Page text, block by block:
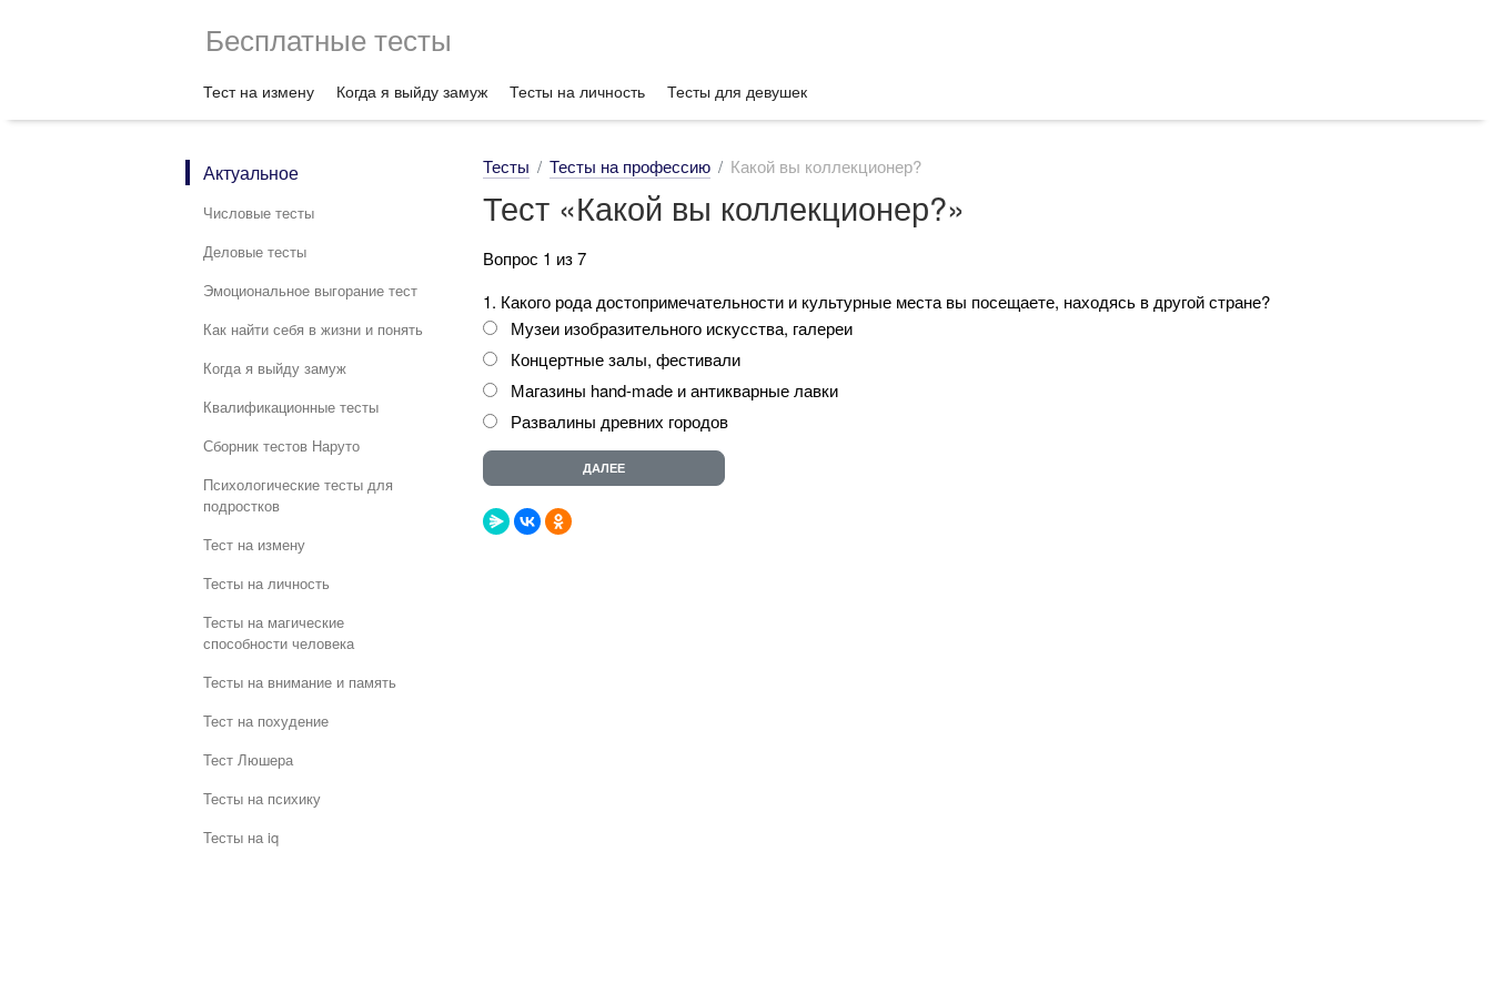
Бесплатные тесты
Тест на измену Когда я выйду замуж Тесты на личность Тесты для девушек
Актуальное
Числовые тесты
Деловые тесты
Эмоциональное выгорание тест
Как найти себя в жизни и понять
Когда я выйду замуж
Квалификационные тесты
Сборник тестов Наруто
Психологические тесты для
подростков
Тест на измену
Тесты на личность
Тесты на магические
способности человека
Тесты на внимание и память
Тест на похудение
Тест Люшера
Тесты на психику
Тесты на iq
Тесты Тесты на профессию Какой вы коллекционер?
Тест «Какой вы коллекционер?»
Вопрос 1 из 7
1. Какого рода достопримечательности и культурные места вы посещаете, находясь в другой стране?
Музеи изобразительного искусства, галереи
Концертные залы, фестивали
Магазины hand-made и антикварные лавки
Развалины древних городов